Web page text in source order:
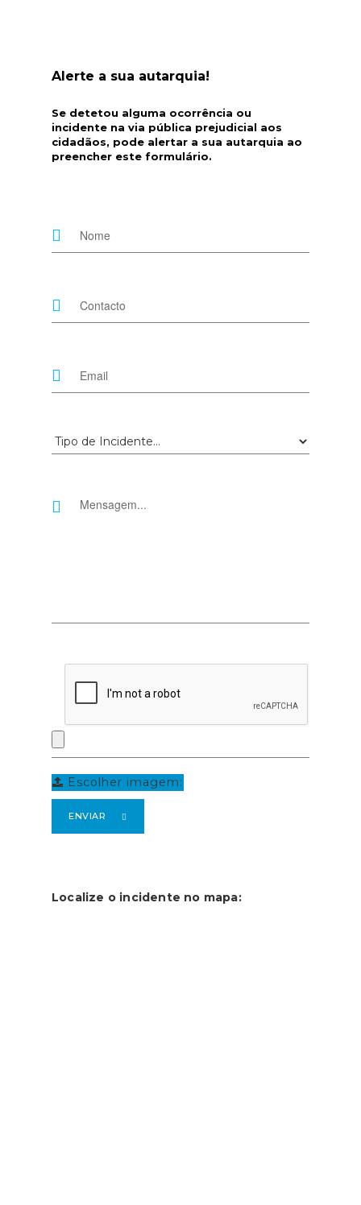
Alerte a sua autarquia!
Se detetou alguma ocorrência ou
incidente na via pública prejudicial aos
cidadãos, pode alertar a sua autarquia ao
preencher este formulário.
Escolher imagem:
ENVIAR
Localize o incidente no mapa: